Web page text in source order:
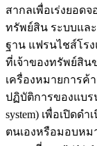
สากลเพื่อเร่งยอด
ทรัพย์สิน ระบบแล
ฐาน แฟรนไชส์โร
ที่เจ้าของทรัพย์สิน
เครื่องหมายการค้
ปฏิบัติการของแบร
system) เพื่อเปิดดำ
ตนเองหรือมอบหม